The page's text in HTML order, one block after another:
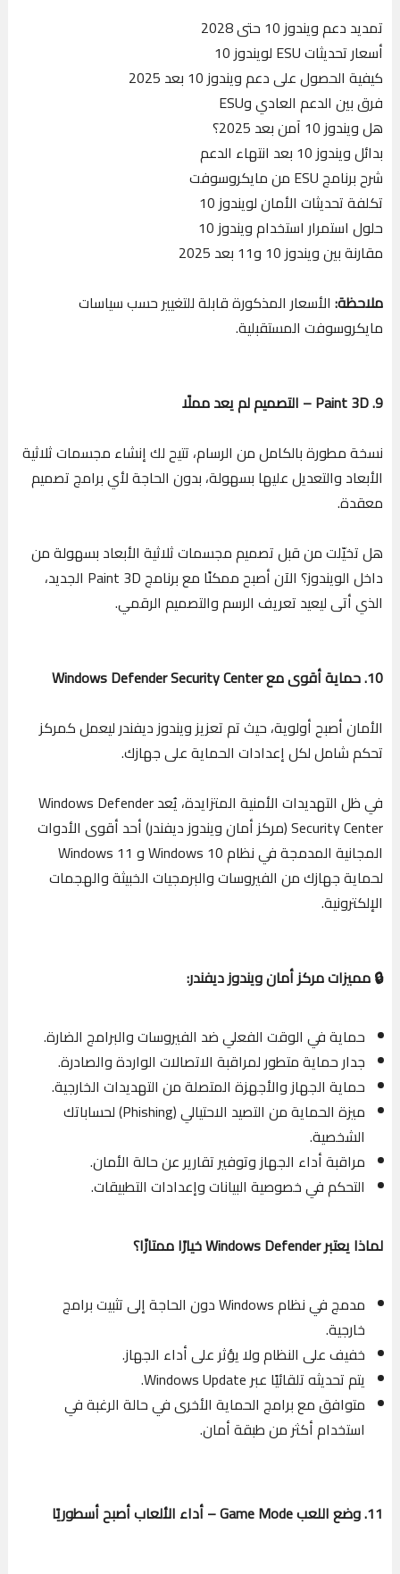
تمديد دعم ويندوز 10 حتى 2028
أسعار تحديثات ESU لويندوز 10
كيفية الحصول على دعم ويندوز 10 بعد 2025
فرق بين الدعم العادي وESU
هل ويندوز 10 آمن بعد 2025؟
بدائل ويندوز 10 بعد انتهاء الدعم
شرح برنامج ESU من مايكروسوفت
تكلفة تحديثات الأمان لويندوز 10
حلول استمرار استخدام ويندوز 10
مقارنة بين ويندوز 10 و11 بعد 2025
ملاحظة:الأسعار المذكورة قابلة للتغيير حسب سياسات
مايكروسوفت المستقبلية.
9. Paint 3D – التصميم لم يعد مملًا
نسخة مطورة بالكامل من الرسام، تتيح لك إنشاء مجسمات ثلاثية
الأبعاد والتعديل عليها بسهولة، بدون الحاجة لأي برامج تصميم
معقدة.
هل تخيّلت من قبل تصميم مجسمات ثلاثية الأبعاد بسهولة من
داخل الويندوز؟ الآن أصبح ممكنًا مع برنامج Paint 3D الجديد،
الذي أتى ليعيد تعريف الرسم والتصميم الرقمي.
10. حماية أقوى مع Windows Defender Security Center
الأمان أصبح أولوية، حيث تم تعزيز ويندوز ديفندر ليعمل كمركز
تحكم شامل لكل إعدادات الحماية على جهازك.
في ظل التهديدات الأمنية المتزايدة، يُعد Windows Defender
Security Center (مركز أمان ويندوز ديفندر) أحد أقوى الأدوات
المجانية المدمجة في نظام Windows 10 و Windows 11
لحماية جهازك من الفيروسات والبرمجيات الخبيثة والهجمات
الإلكترونية.
🔒 مميزات مركز أمان ويندوز ديفندر:
حماية في الوقت الفعلي ضد الفيروسات والبرامج الضارة.
جدار حماية متطور لمراقبة الاتصالات الواردة والصادرة.
حماية الجهاز والأجهزة المتصلة من التهديدات الخارجية.
ميزة الحماية من التصيد الاحتيالي (Phishing) لحساباتك
الشخصية.
مراقبة أداء الجهاز وتوفير تقارير عن حالة الأمان.
التحكم في خصوصية البيانات وإعدادات التطبيقات.
لماذا يعتبر Windows Defender خيارًا ممتازًا؟
مدمج في نظام Windows دون الحاجة إلى تثبيت برامج
خارجية.
خفيف على النظام ولا يؤثر على أداء الجهاز.
يتم تحديثه تلقائيًا عبر Windows Update.
متوافق مع برامج الحماية الأخرى في حالة الرغبة في
استخدام أكثر من طبقة أمان.
11. وضع اللعب Game Mode – أداء الألعاب أصبح أسطوريًا